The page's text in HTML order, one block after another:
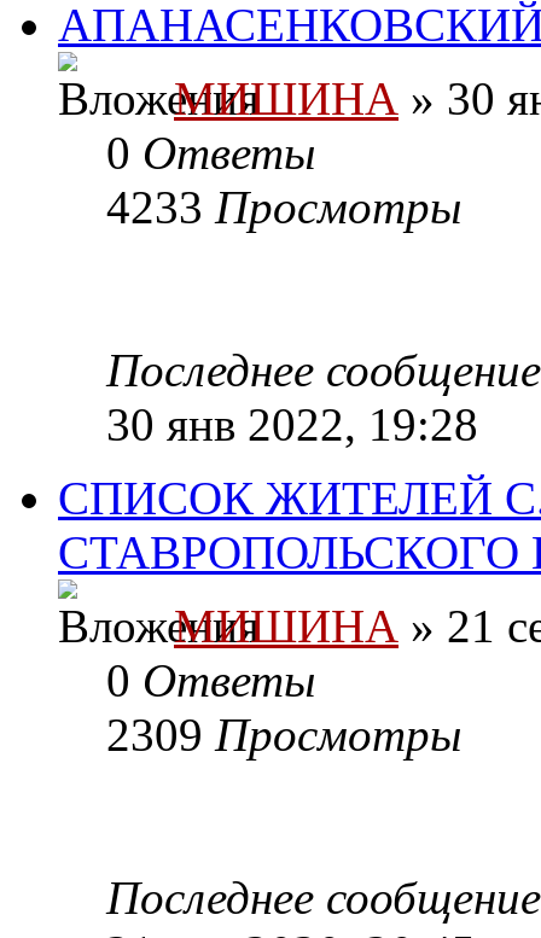
МИШИНА » 30
0 Ответы
4233 Просмотры
Последнее
30 янв 2022, 19:28
СПИСОК ЖИТЕЛЕЙ
СТАВРОПОЛЬСКОГО
МИШИНА » 21
0 Ответы
2309 Просмотры
Последнее